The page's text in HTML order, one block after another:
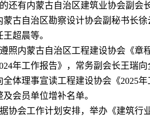
还有内蒙古自治区建筑业协会副会
蒙古自治区勘察设计协会副秘书长
超晨等。
照内蒙古自治区工程建设协会《章
年工作报告》，常务副会长王瑞
全体理事宣读工程建设协会《2025
会员单位增补名单。
协会工作计划安排，举办《建筑行